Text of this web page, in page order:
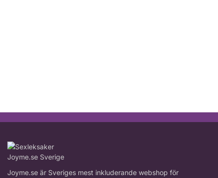
Joyme.se är Sveriges mest inkluderande webshop för